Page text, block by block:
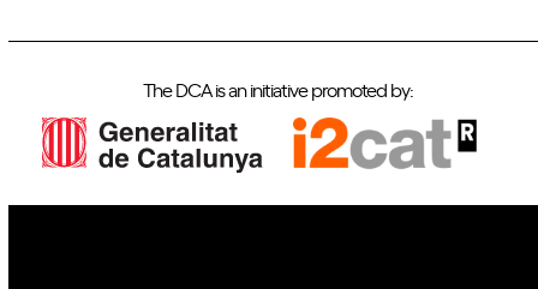
The DCA is an initiative promoted by: